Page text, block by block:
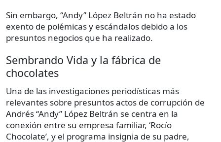
Sin embargo, “Andy” López Beltrán no ha estado
exento de polémicas y escándalos debido a los
presuntos negocios que ha realizado.
Sembrando Vida y la fábrica de
chocolates
Una de las investigaciones periodísticas más
relevantes sobre presuntos actos de corrupción de
Andrés “Andy” López Beltrán se centra en la
conexión entre su empresa familiar, ‘Rocío
Chocolate’, y el programa insignia de su padre,